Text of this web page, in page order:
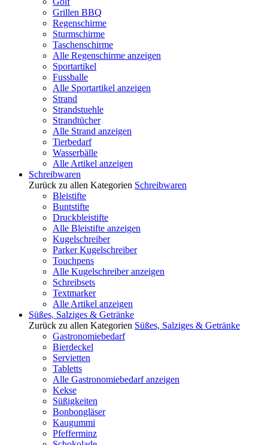
Grillen BBQ
Regenschirme
Sturmschirme
Taschenschirme
Alle Regenschirme anzeigen
Sportartikel
Fussballe
Alle Sportartikel anzeigen
Strand
Strandstuehle
Strandtücher
Alle Strand anzeigen
Tierbedarf
Wasserbälle
Alle Artikel anzeigen
Schreibwaren
Zurück zu allen Kategorien Schreibwaren
Bleistifte
Buntstifte
Druckbleistifte
Alle Bleistifte anzeigen
Kugelschreiber
Parker Kugelschreiber
Touchpens
Alle Kugelschreiber anzeigen
Schreibsets
Textmarker
Alle Artikel anzeigen
Süßes, Salziges & Getränke
Zurück zu allen Kategorien Süßes, Salziges & Getränke
Gastronomiebedarf
Bierdeckel
Servietten
Tabletts
Alle Gastronomiebedarf anzeigen
Kekse
Süßigkeiten
Bonbongläser
Kaugummi
Pfefferminz